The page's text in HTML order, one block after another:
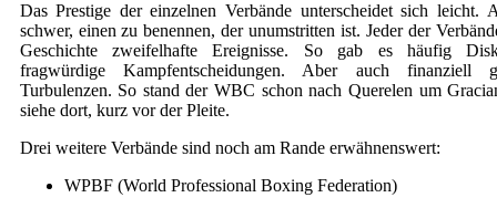
Das Prestige der einzelnen Verbände unterscheidet sich leicht.
schwer, einen zu benennen, der unumstritten ist. Jeder der
Geschichte zweifelhafte Ereignisse. So gab es häufig
fragwürdige Kampfentscheidungen. Aber auch finanziell
Turbulenzen. So stand der WBC schon nach Querelen um
siehe dort, kurz vor der Pleite.
Drei weitere Verbände sind noch am Rande erwähnenswert:
WPBF (World Professional Boxing Federation)